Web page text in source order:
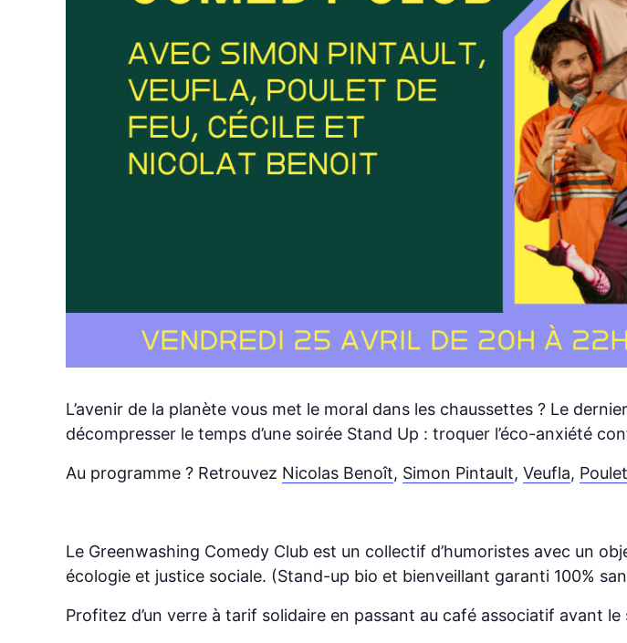
L’avenir de la planète vous met le moral dans les chaussettes ? Le
décompresser le temps d’une soirée Stand Up : troquer l’éco-anxiété
Au programme ? Retrouvez Nicolas Benoît, Simon Pintault, Veufla,
Le Greenwashing Comedy Club est un collectif d’humoristes avec un
écologie et justice sociale. (Stand-up bio et bienveillant garanti 100%
Profitez d’un verre à tarif solidaire en passant au café associatif avant le